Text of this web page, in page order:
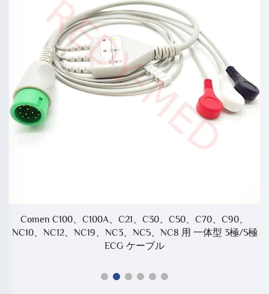
Comen C100、C100A、C21、C30、C50、C70、C90、
NC10、NC12、NC19、NC3、NC5、NC8 用 一体型 3極/5極
ECG ケーブル